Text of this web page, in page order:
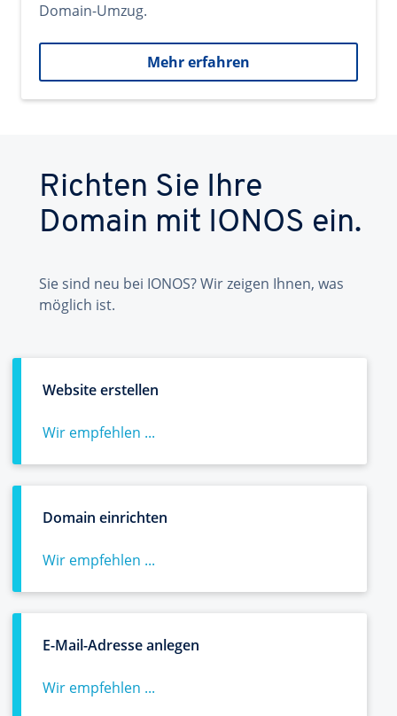
Domain-Umzug.
Mehr erfahren
Richten Sie Ihre
Domain mit IONOS ein.
Sie sind neu bei IONOS? Wir zeigen Ihnen, was
möglich ist.
Website erstellen
Wir empfehlen ...
Domain einrichten
Wir empfehlen ...
E-Mail-Adresse anlegen
Wir empfehlen ...